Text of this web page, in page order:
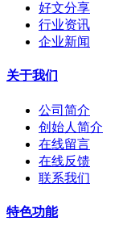
好文分享
行业资讯
企业新闻
关于我们
公司简介
创始人简介
在线留言
在线反馈
联系我们
特色功能